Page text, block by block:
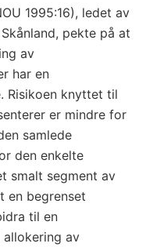
1995:16), ledet av
pekte på at
av
har en
Risikoen knyttet til
er mindre for
samlede
den enkelte
smalt segment av
en begrenset
til en
allokering av